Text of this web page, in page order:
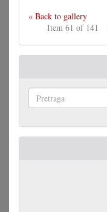
« Back to gallery
Item 61 of 141